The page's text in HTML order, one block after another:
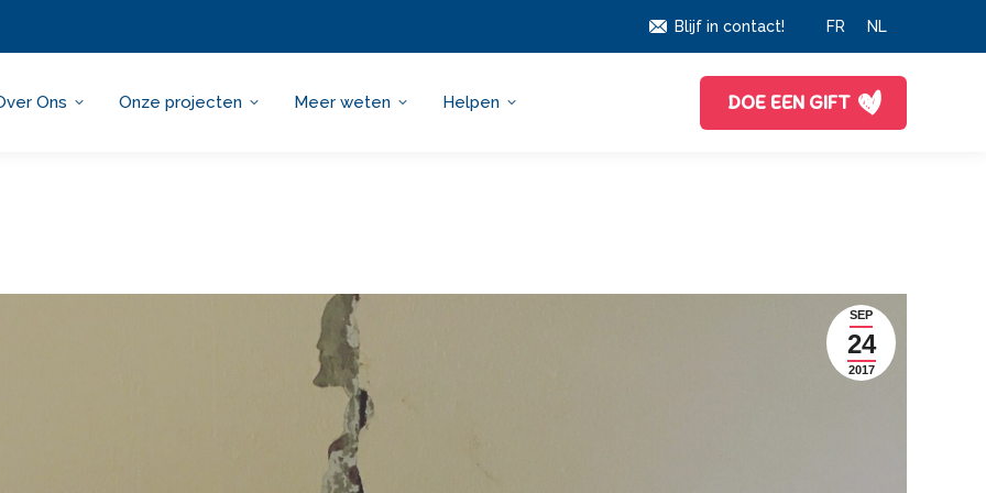
Blijf in contact! FR NL
Ons Onze projecten Meer weten Helpen DOE EEN GIFT
SEP
24
2017